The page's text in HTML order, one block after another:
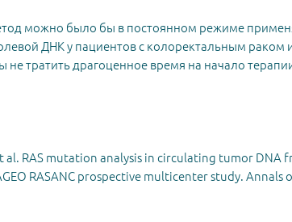
можно было бы в постоянном режиме
ДНК у пациентов с колоректальным раком
не тратить драгоценное время на начало
al. RAS mutation analysis in circulating tumor
RASANC prospective multicenter study. Annals